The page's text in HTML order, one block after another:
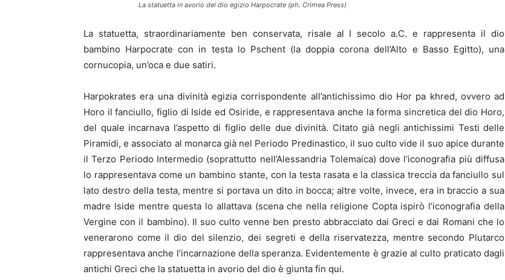
La statuetta in avorio del dio egizio Harpocrate (ph. Crimea Press)
La statuetta, straordinariamente ben conservata, risale al I secolo a.C. e rappresenta il dio
bambino Harpocrate con in testa lo Pschent (la doppia corona dell’Alto e Basso Egitto), una
cornucopia, un’oca e due satiri.
Harpokrates era una divinità egizia corrispondente all’antichissimo dio Hor pa khred, ovvero ad
Horo il fanciullo, figlio di Iside ed Osiride, e rappresentava anche la forma sincretica del dio Horo,
del quale incarnava l’aspetto di figlio delle due divinità. Citato già negli antichissimi Testi delle
Piramidi, e associato al monarca già nel Periodo Predinastico, il suo culto vide il suo apice durante
il Terzo Periodo Intermedio (soprattutto nell’Alessandria Tolemaica) dove l’iconografia più diffusa
lo rappresentava come un bambino stante, con la testa rasata e la classica treccia da fanciullo sul
lato destro della testa, mentre si portava un dito in bocca; altre volte, invece, era in braccio a sua
madre Iside mentre questa lo allattava (scena che nella religione Copta ispirò l’iconografia della
Vergine con il bambino). Il suo culto venne ben presto abbracciato dai Greci e dai Romani che lo
venerarono come il dio del silenzio, dei segreti e della riservatezza, mentre secondo Plutarco
rappresentava anche l’incarnazione della speranza. Evidentemente è grazie al culto praticato dagli
antichi Greci che la statuetta in avorio del dio è giunta fin qui.